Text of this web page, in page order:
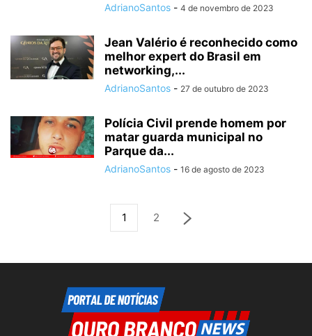
AdrianoSantos - 4 de novembro de 2023
Jean Valério é reconhecido como
melhor expert do Brasil em
networking,...
AdrianoSantos - 27 de outubro de 2023
Polícia Civil prende homem por
matar guarda municipal no
Parque da...
AdrianoSantos - 16 de agosto de 2023
1 2